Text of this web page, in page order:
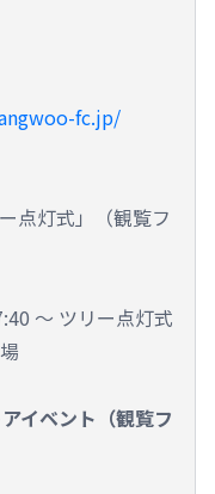
fc.jp/
点灯式」（観覧フ
～ ツリー点灯式
イベント（観覧フ